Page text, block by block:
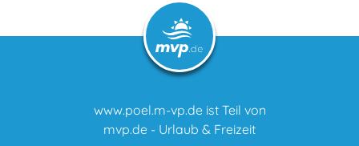
www.poel.m-vp.de ist Teil von
mvp.de - Urlaub & Freizeit